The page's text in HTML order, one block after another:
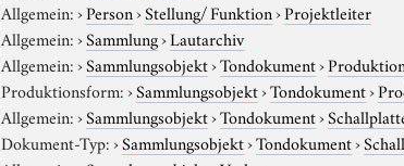
Allgemein:›Person›Stellung/ Funktion›Projektleiter
Allgemein:›Sammlung›Lautarchiv
Allgemein:›Sammlungsobjekt›Tondokument›
Produktionsform:›Sammlungsobjekt›Tondokument›
Allgemein:›Sammlungsobjekt›Tondokument›
Dokument-Typ:›Sammlungsobjekt›Tondokument›